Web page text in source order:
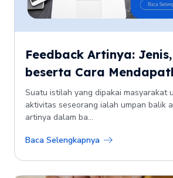
Feedback Artinya:
beserta Cara
Suatu istilah yang dipakai masyarakat
aktivitas seseorang ialah umpan balik
artinya dalam ba...
Baca Selengkapnya